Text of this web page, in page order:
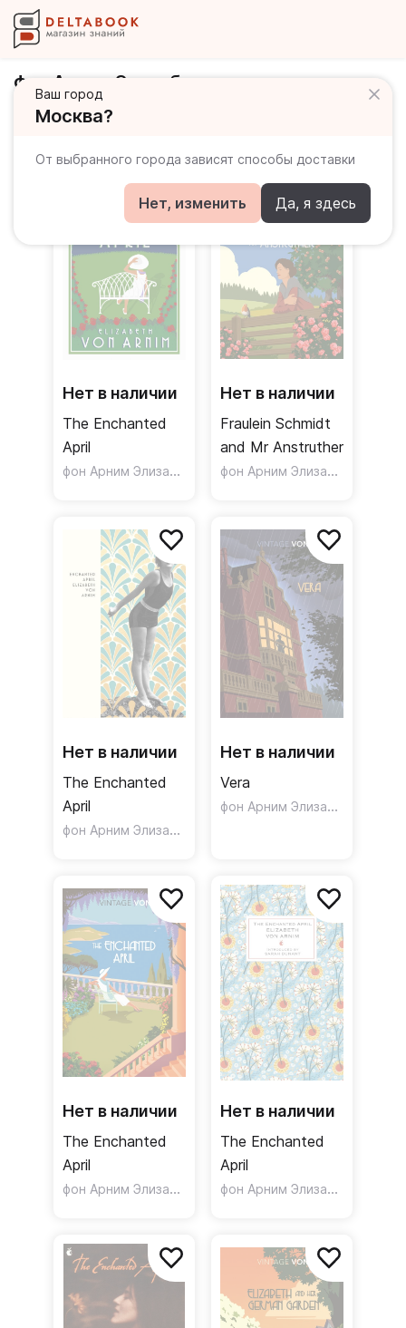
Ваш город
Москва?
От выбранного города зависят способы доставки
Нет, изменить Да, я здесь
фон Арним Элизабет
Книги автора
Нет в наличии
The Enchanted
April
фон Арним Элизабет
Нет в наличии
Fraulein Schmidt
and Mr Anstruther
фон Арним Элизабет
Нет в наличии
The Enchanted
April
фон Арним Элизабет
Нет в наличии
Vera
фон Арним Элизабет
Нет в наличии
The Enchanted
April
фон Арним Элизабет
Нет в наличии
The Enchanted
April
фон Арним Элизабет